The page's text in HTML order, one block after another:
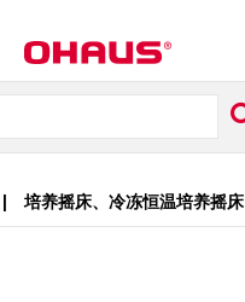
| 培养摇床、冷冻恒温培养摇床